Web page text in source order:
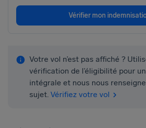
Vérifier mon
Votre vol n’est pas affiché ?
vérification de l’éligibilité pour
intégrale et nous nous
sujet. Vérifiez votre vol